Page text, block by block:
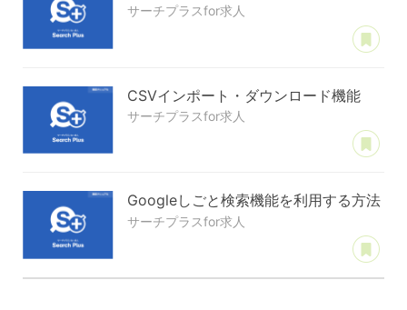
サーチプラスfor求人
CSVインポート・ダウンロード機能
サーチプラスfor求人
Googleしごと検索機能を利用する方法
サーチプラスfor求人